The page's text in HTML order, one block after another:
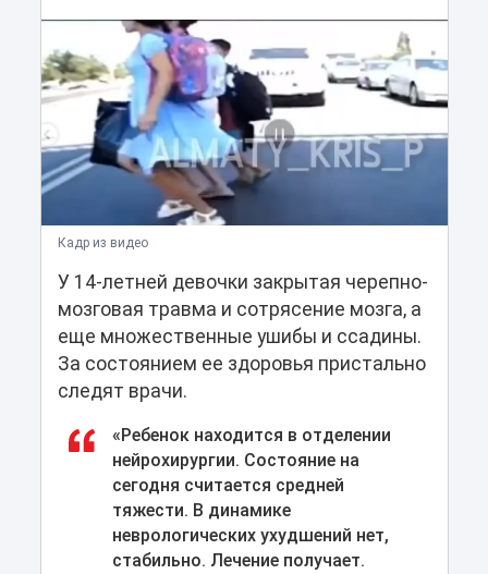
Кадр из видео
У 14-летней девочки закрытая черепно-
мозговая травма и сотрясение мозга, а
еще множественные ушибы и ссадины.
За состоянием ее здоровья пристально
следят врачи.
«Ребенок находится в отделении
нейрохирургии. Состояние на
сегодня считается средней
тяжести. В динамике
неврологических ухудшений нет,
стабильно. Лечение получает.